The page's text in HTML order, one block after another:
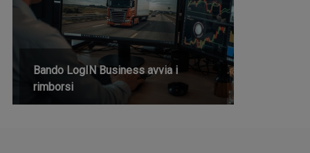
Bando LogIN Business avvia i
rimborsi